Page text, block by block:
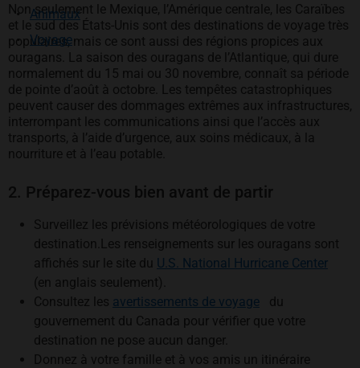
Animaux
Voyage
Non seulement le Mexique, l’Amérique centrale, les Caraïbes
et le sud des États-Unis sont des destinations de voyage très
populaires, mais ce sont aussi des régions propices aux
ouragans. La saison des ouragans de l’Atlantique, qui dure
normalement du 15 mai ou 30 novembre, connaît sa période
de pointe d’août à octobre. Les tempêtes catastrophiques
peuvent causer des dommages extrêmes aux infrastructures,
interrompant les communications ainsi que l’accès aux
transports, à l’aide d’urgence, aux soins médicaux, à la
nourriture et à l’eau potable.
2. Préparez-vous bien avant de partir
Surveillez les prévisions météorologiques de votre
destination.Les renseignements sur les ouragans sont
affichés sur le site du U.S. National Hurricane Center
(en anglais seulement).
Consultez les avertissements de voyages’ouvre dans un
du
gouvernement du Canada pour vérifier que votre
destination ne pose aucun danger.
Donnez à votre famille et à vos amis un itinéraire